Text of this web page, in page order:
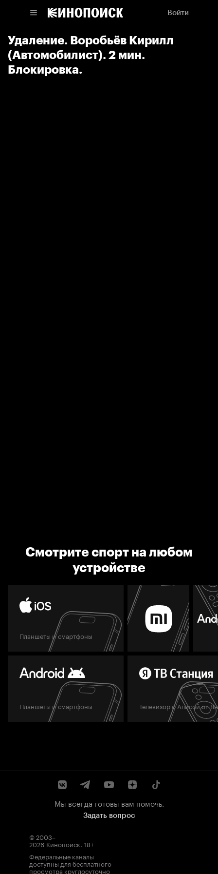
Войти
Удаление. Воробьёв Кирилл
(Автомобилист). 2 мин.
Блокировка.
Смотрите спорт на любом
устройстве
Планшеты и смартфоны
Планшеты и смартфоны Телевизор с Алисой от
Мы всегда готовы вам помочь.
Задать вопрос
© 2003–
2026 Кинопоиск. 18+
Федеральные каналы
доступны для бесплатного
просмотра круглосуточно